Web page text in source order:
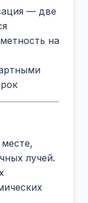
— две
на
лучей.